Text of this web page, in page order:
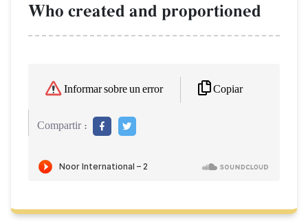
Who created and proportioned
Informar sobre un error Copiar
Compartir :